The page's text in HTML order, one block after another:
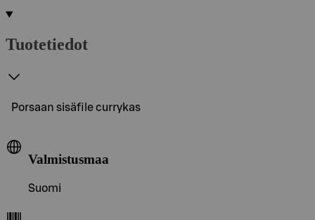
Tuotetiedot
Porsaan sisäfile currykas
Valmistusmaa
Suomi